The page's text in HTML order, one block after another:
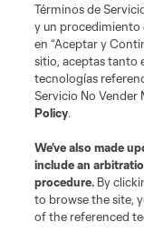
Términos de
y un procedimiento
en “Aceptar y
sitio, aceptas tanto
tecnologías
Servicio No
Policy.
We’ve also made
include an
procedure. By
to browse the site,
of the referenced